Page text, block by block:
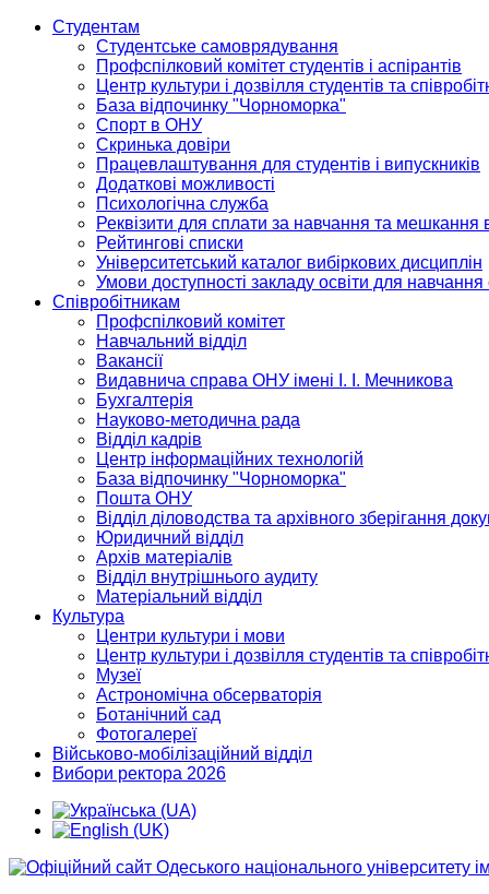
Студентам
Студентське самоврядування
Профспілковий комітет студентів і аспірантів
Центр культури і дозвілля студентів та
База відпочинку "Чорноморка"
Спорт в ОНУ
Скринька довіри
Працевлаштування для студентів і випускників
Додаткові можливості
Психологічна служба
Реквізити для сплати за навчання та мешкання
Рейтингові списки
Університетський каталог вибіркових дисциплін
Умови доступності закладу освіти для
Співробітникам
Профспілковий комітет
Навчальний відділ
Вакансії
Видавнича справа ОНУ імені І. І. Мечникова
Бухгалтерія
Науково-методична рада
Відділ кадрів
Центр інформаційних технологій
База відпочинку "Чорноморка"
Пошта ОНУ
Відділ діловодства та архівного зберігання
Юридичний відділ
Архів матеріалів
Відділ внутрішнього аудиту
Матеріальний відділ
Культура
Центри культури і мови
Центр культури і дозвілля студентів та
Музеї
Астрономічна обсерваторія
Ботанічний сад
Фотогалереї
Військово-мобілізаційний відділ
Вибори ректора 2026